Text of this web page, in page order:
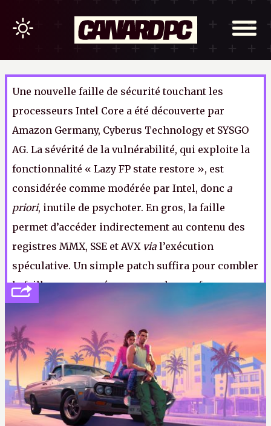
Une nouvelle faille de sécurité touchant les
processeurs Intel Core a été découverte par
Amazon Germany, Cyberus Technology et SYSGO
AG. La sévérité de la vulnérabilité, qui exploite la
fonctionnalité « Lazy FP state restore », est
considérée comme modérée par Intel, donc a
priori, inutile de psychoter. En gros, la faille
permet d’accéder indirectement au contenu des
registres MMX, SSE et AVX via l’exécution
spéculative. Un simple patch suffira pour combler
la faille, sans conséquence sur les performances.